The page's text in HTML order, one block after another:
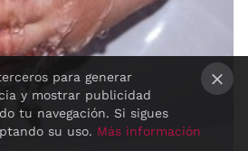
para generar
y mostrar publicidad
tu navegación. Si sigues
su uso. Más información